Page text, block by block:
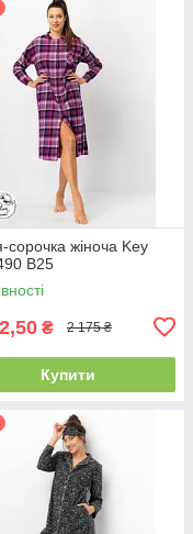
сорочка жіноча Key
B25
₴ 2 175 ₴
Купити